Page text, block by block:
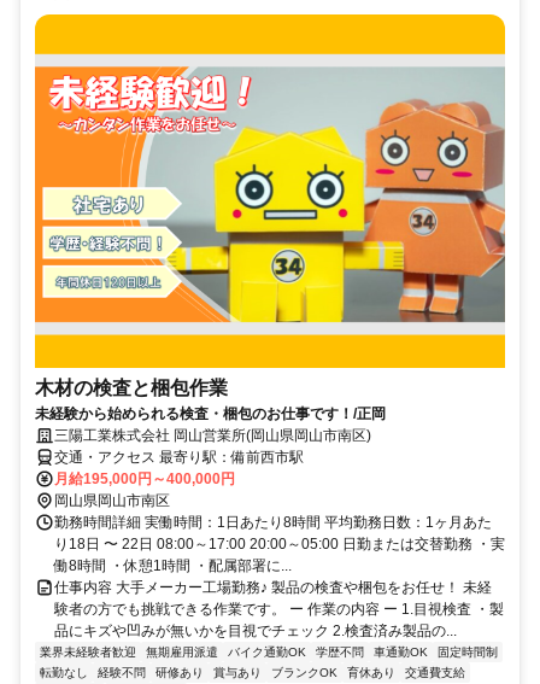
木材の検査と梱包作業
未経験から始められる検査・梱包のお仕事です！/正岡
三陽工業株式会社 岡山営業所(岡山県岡山市南区)
交通・アクセス 最寄り駅：備前西市駅
月給195,000円～400,000円
岡山県岡山市南区
勤務時間詳細 実働時間：1日あたり8時間 平均勤務日数：1ヶ月あた
り18日 〜 22日 08:00～17:00 20:00～05:00 日勤または交替勤務 ・実
働8時間 ・休憩1時間 ・配属部署に...
仕事内容 大手メーカー工場勤務♪ 製品の検査や梱包をお任せ！ 未経
験者の方でも挑戦できる作業です。 ー 作業の内容 ー 1.目視検査 ・製
品にキズや凹みが無いかを目視でチェック 2.検査済み製品の...
業界未経験者歓迎 無期雇用派遣 バイク通勤OK 学歴不問 車通勤OK
固定時間制
転勤なし
経験不問 研修あり 賞与あり ブランクOK 育休あり
交通費支給